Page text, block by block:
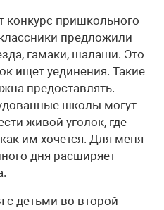
конкурс пришкольного
предложили
гамаки, шалаши. Это
ищет уединения. Такие
предоставлять.
школы могут
живой уголок, где
им хочется. Для меня
дня расширяет
с детьми во второй